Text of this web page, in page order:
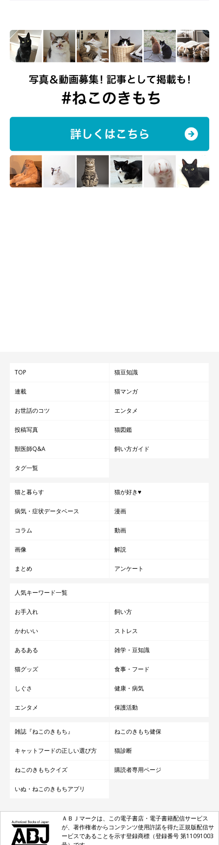
TOP 猫豆知識
連載 猫マンガ
お世話のコツ エンタメ
投稿写真 猫図鑑
獣医師Q&A 飼い方ガイド
タグ一覧
猫と暮らす 猫が好き♥
病気・症状データベース 漫画
コラム 動画
画像 解説
まとめ アンケート
人気キーワード一覧
お手入れ 飼い方
かわいい ストレス
あるある 雑学・豆知識
猫グッズ 食事・フード
しぐさ 健康・病気
エンタメ 保護活動
雑誌『ねこのきもち』 ねこのきもち健保
キャットフードの正しい選び方 猫診断
ねこのきもちクイズ 購読者専用ページ
いぬ・ねこのきもちアプリ
ＡＢＪマークは、この電子書店・電子書籍配信サービス
が、著作権者からコンテンツ使用許諾を得た正規版配信サ
ービスであることを示す登録商標（登録番号 第11091003